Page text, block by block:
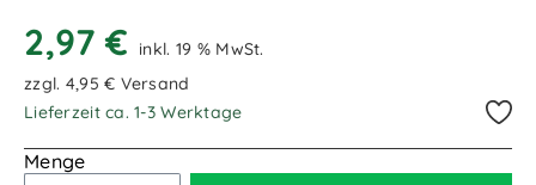
2,97 €
inkl. 19 % MwSt.
zzgl. 4,95 € Versand
Lieferzeit ca. 1-3 Werktage
Menge